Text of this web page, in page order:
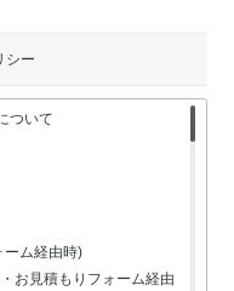
シー
ついて
ーム経由時)
お見積もりフォーム経由